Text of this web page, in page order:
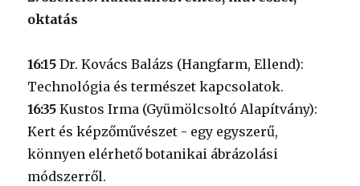
oktatás
16:15 Dr. Kovács Balázs (Hangfarm, Ellend):
Technológia és természet kapcsolatok.
16:35 Kustos Irma (Gyümölcsoltó Alapítvány):
Kert és képzőművészet - egy egyszerű,
könnyen elérhető botanikai ábrázolási
módszerről.